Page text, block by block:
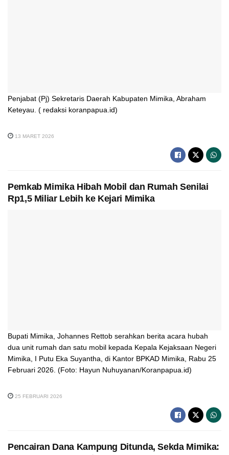
Penjabat (Pj) Sekretaris Daerah Kabupaten Mimika, Abraham
Keteyau. ( redaksi koranpapua.id)
13 MARET 2026
Pemkab Mimika Hibah Mobil dan Rumah Senilai
Rp1,5 Miliar Lebih ke Kejari Mimika
Bupati Mimika, Johannes Rettob serahkan berita acara hubah
dua unit rumah dan satu mobil kepada Kepala Kejaksaan Negeri
Mimika, I Putu Eka Suyantha, di Kantor BPKAD Mimika, Rabu 25
Februari 2026. (Foto: Hayun Nuhuyanan/Koranpapua.id)
25 FEBRUARI 2026
Pencairan Dana Kampung Ditunda, Sekda Mimika: